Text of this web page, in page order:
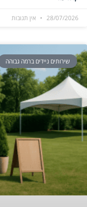
28/07/2026 אין תגובות
שירותים ניידים ברמה גבוהה